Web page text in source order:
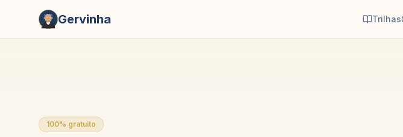
Gervinha Trilhas
100% gratuito